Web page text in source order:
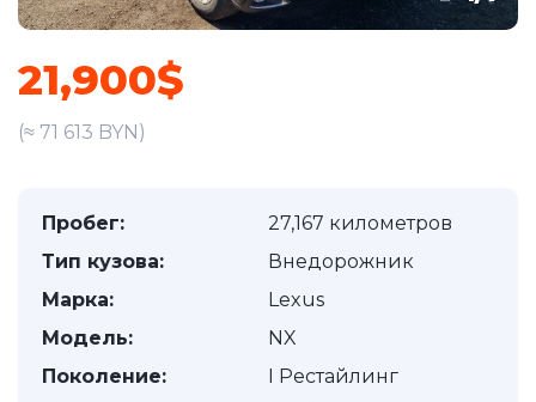
21,900$
(≈ 71 613 BYN)
Пробег:
27,167 километров
Тип кузова:
Внедорожник
Марка:
Lexus
Модель:
NX
Поколение:
I Рестайлинг